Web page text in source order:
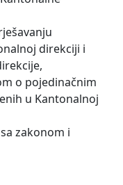
direkciji i
o pojedinačnim
u Kantonalnoj
zakonom i